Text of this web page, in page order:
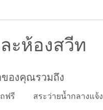
ะห้องสวีท
ของคุณรวมถึง
ฟรี สระว่ายน้ำกลางแจ้ง